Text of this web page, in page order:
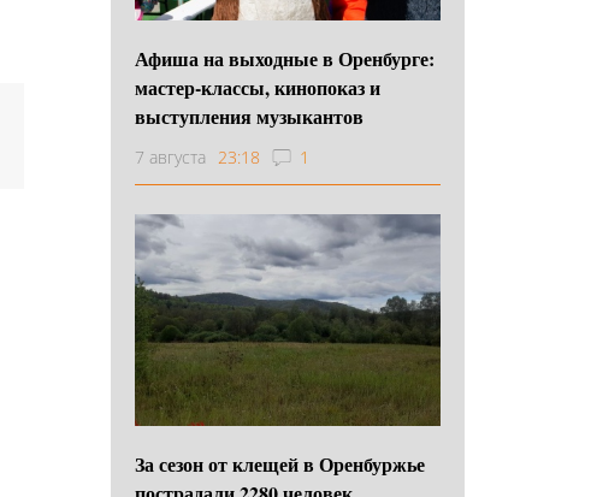
Афиша на выходные в Оренбурге:
мастер-классы, кинопоказ и
выступления музыкантов
7 августа 23:18 1
За сезон от клещей в Оренбуржье